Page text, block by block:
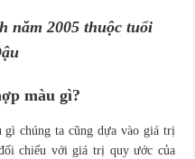
2005 thuộc tuổi
màu gì?
chúng ta cũng dựa vào giá trị
chiếu với giá trị quy ước của